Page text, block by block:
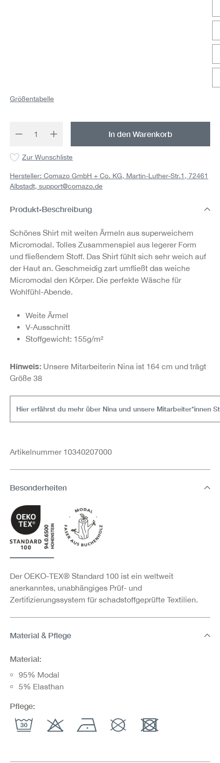
Größentabelle
Produkt Anzahl: Gib den gewünschten
In den Warenkorb
Zur Wunschliste
Hersteller: Comazo GmbH + Co. KG, Martin-Luther-Str.1, 72461
Albstadt, support@comazo.de
Produkt-Beschreibung
Schönes Shirt mit weiten Ärmeln aus superweichem
Micromodal. Tolles Zusammenspiel aus legerer Form
und fließendem Stoff. Das Shirt fühlt sich sehr weich auf
der Haut an. Geschmeidig zart umfließt das weiche
Micromodal den Körper. Die perfekte Wäsche für
Wohlfühl-Abende.
Weite Ärmel
V-Ausschnitt
Stoffgewicht: 155g/m²
Hinweis: Unsere Mitarbeiterin Nina ist 164 cm und trägt
Größe 38
Hier erfährst du mehr über Nina und unsere Mitarbeiter*innen
Artikelnummer 10340207000
Besonderheiten
Der OEKO-TEX® Standard 100 ist ein weltweit
anerkanntes, unabhängiges Prüf- und
Zertifizierungssystem für schadstoffgeprüfte Textilien.
Material & Pflege
Material:
95% Modal
5% Elasthan
Pflege: